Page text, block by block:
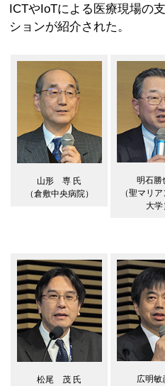
ICTやIoTによる医療現場の
ションが紹介された。
山形 専 氏
（倉敷中央病院）
明石勝
（聖マリ
大学
松尾 茂 氏
広明敏